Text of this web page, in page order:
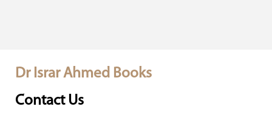
Dr Israr Ahmed Books
Contact Us